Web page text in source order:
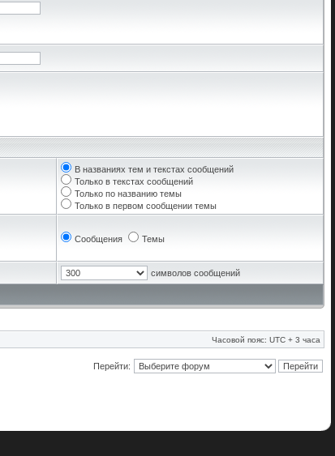
В названиях тем и текстах сообщений
Только в текстах сообщений
Только по названию темы
Только в первом сообщении темы
Сообщения Темы
символов сообщений
Часовой пояс: UTC + 3 часа
Перейти: